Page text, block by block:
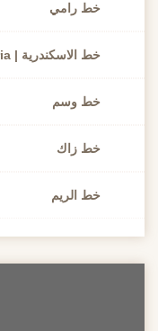
خط رامي
خط الاسكندرية | Alexandria
خط وسم
خط زاك
خط الريم